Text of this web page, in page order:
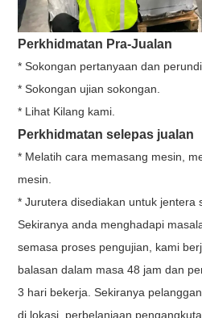
Perkhidmatan Pra-Jualan
* Sokongan pertanyaan dan
* Sokongan ujian sokongan.
* Lihat Kilang kami.
Perkhidmatan selepas jualan
* Melatih cara memasang mesin,
mesin.
* Jurutera disediakan untuk jentera
Sekiranya anda menghadapi
semasa proses pengujian, kami
balasan dalam masa 48 jam dan
3 hari bekerja. Sekiranya
di lokasi, perbelanjaan